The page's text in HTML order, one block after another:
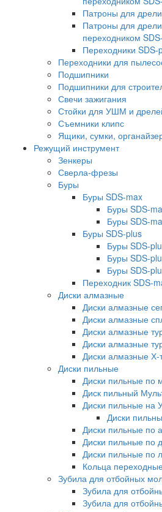
Патроны для
Патроны для
переходником
Переходники SDS-
Переходники для
Подшипники
Подшипники для
Свечи зажигания
Стойки для УШМ и
Съемники клипс
Ящики, сумки,
Режущий инструмент
Зенкеры
Сверла-фрезы
Буры
Буры SDS-max
Буры SDS-
Буры SDS-
Буры SDS-plus
Буры SDS-
Буры SDS-
Буры SDS-
Переходник SDS-
Диски алмазные
Диски алмазные
Диски алмазные
Диски алмазные
Диски алмазные
Диски алмазные Х-
Диски пильные
Диски пильные по
Диск пильный
Диски пильные
Диски
Диски пильные по
Диски пильные по
Диски пильные по
Кольца
Зубила для отбойных
Зубила для
Зубила для